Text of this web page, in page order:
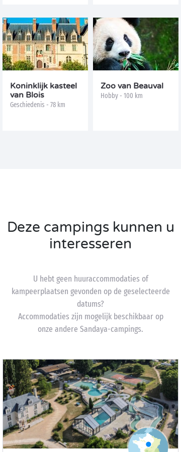
Koninklijk kasteel
van Blois
Geschiedenis - 78 km
Zoo van Beauval
Hobby - 100 km
Deze campings kunnen u
interesseren
U hebt geen huuraccommodaties of
kampeerplaatsen gevonden op de geselecteerde
datums?
Accommodaties zijn mogelijk beschikbaar op
onze andere Sandaya-campings.